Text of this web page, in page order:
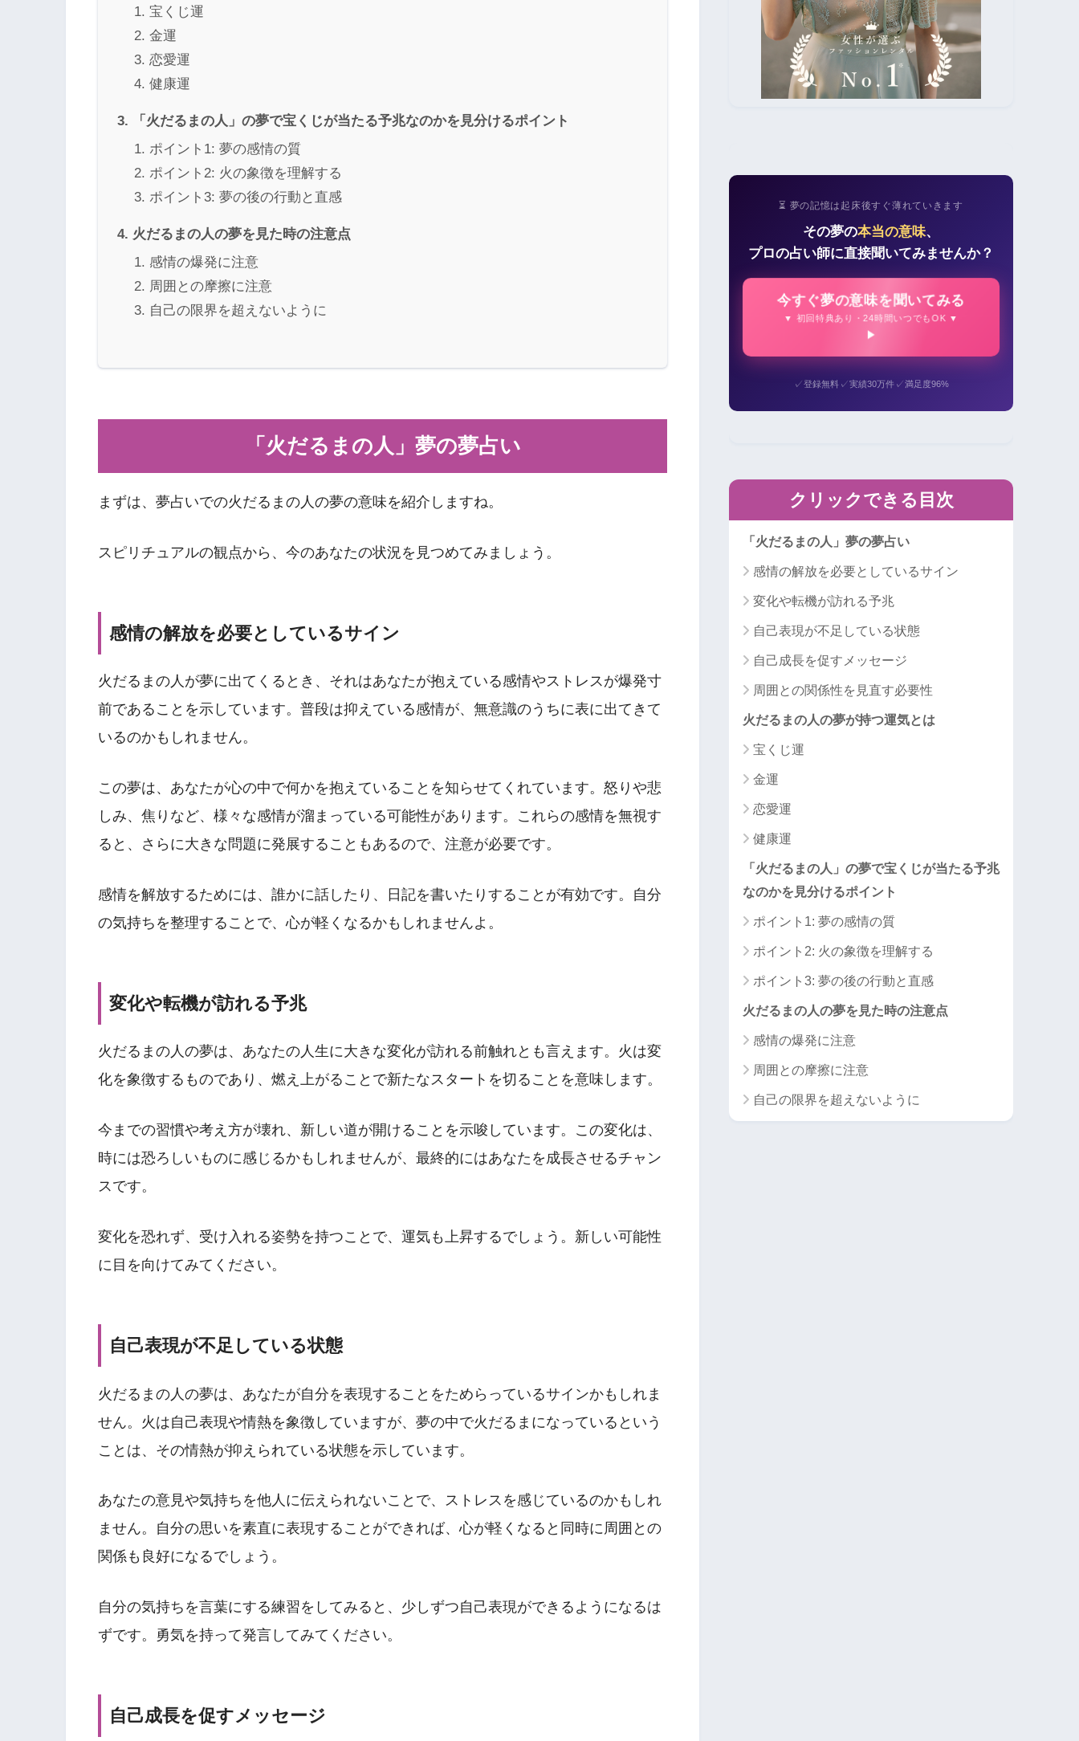
宝くじ運
金運
恋愛運
健康運
「火だるまの人」の夢で宝くじが当たる予兆なのかを見分けるポイント
ポイント1: 夢の感情の質
ポイント2: 火の象徴を理解する
ポイント3: 夢の後の行動と直感
火だるまの人の夢を見た時の注意点
感情の爆発に注意
周囲との摩擦に注意
自己の限界を超えないように
「火だるまの人」夢の夢占い
まずは、夢占いでの火だるまの人の夢の意味を紹介しますね。
スピリチュアルの観点から、今のあなたの状況を見つめてみましょう。
感情の解放を必要としているサイン
火だるまの人が夢に出てくるとき、それはあなたが抱えている感情やストレスが爆発寸
前であることを示しています。普段は抑えている感情が、無意識のうちに表に出てきて
いるのかもしれません。
この夢は、あなたが心の中で何かを抱えていることを知らせてくれています。怒りや悲
しみ、焦りなど、様々な感情が溜まっている可能性があります。これらの感情を無視す
ると、さらに大きな問題に発展することもあるので、注意が必要です。
感情を解放するためには、誰かに話したり、日記を書いたりすることが有効です。自分
の気持ちを整理することで、心が軽くなるかもしれませんよ。
変化や転機が訪れる予兆
火だるまの人の夢は、あなたの人生に大きな変化が訪れる前触れとも言えます。火は変
化を象徴するものであり、燃え上がることで新たなスタートを切ることを意味します。
今までの習慣や考え方が壊れ、新しい道が開けることを示唆しています。この変化は、
時には恐ろしいものに感じるかもしれませんが、最終的にはあなたを成長させるチャン
スです。
変化を恐れず、受け入れる姿勢を持つことで、運気も上昇するでしょう。新しい可能性
に目を向けてみてください。
自己表現が不足している状態
火だるまの人の夢は、あなたが自分を表現することをためらっているサインかもしれま
せん。火は自己表現や情熱を象徴していますが、夢の中で火だるまになっているという
ことは、その情熱が抑えられている状態を示しています。
あなたの意見や気持ちを他人に伝えられないことで、ストレスを感じているのかもしれ
ません。自分の思いを素直に表現することができれば、心が軽くなると同時に周囲との
関係も良好になるでしょう。
自分の気持ちを言葉にする練習をしてみると、少しずつ自己表現ができるようになるは
ずです。勇気を持って発言してみてください。
自己成長を促すメッセージ
⏳ 夢の記憶は起床後すぐ薄れていきます
その夢の本当の意味、
プロの占い師に直接聞いてみませんか？
今すぐ夢の意味を聞いてみる
▼ 初回特典あり・24時間いつでもOK ▼
✓登録無料 ✓実績30万件 ✓満足度96%
クリックできる目次
「火だるまの人」夢の夢占い
感情の解放を必要としているサイン
変化や転機が訪れる予兆
自己表現が不足している状態
自己成長を促すメッセージ
周囲との関係性を見直す必要性
火だるまの人の夢が持つ運気とは
宝くじ運
金運
恋愛運
健康運
「火だるまの人」の夢で宝くじが当たる予兆
なのかを見分けるポイント
ポイント1: 夢の感情の質
ポイント2: 火の象徴を理解する
ポイント3: 夢の後の行動と直感
火だるまの人の夢を見た時の注意点
感情の爆発に注意
周囲との摩擦に注意
自己の限界を超えないように